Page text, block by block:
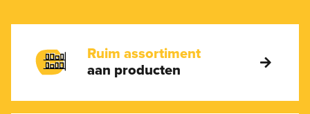
Ruim assortiment
aan producten